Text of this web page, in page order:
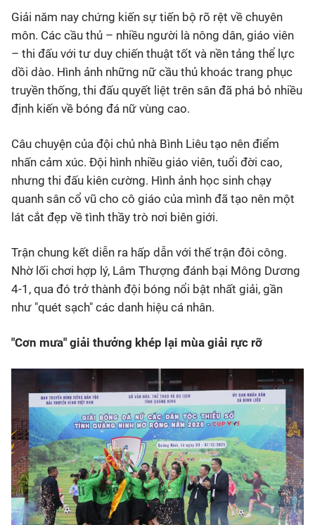
Giải năm nay chứng kiến sự tiến bộ rõ rệt về chuyên
môn. Các cầu thủ – nhiều người là nông dân, giáo viên
– thi đấu với tư duy chiến thuật tốt và nền tảng thể lực
dồi dào. Hình ảnh những nữ cầu thủ khoác trang phục
truyền thống, thi đấu quyết liệt trên sân đã phá bỏ nhiều
định kiến về bóng đá nữ vùng cao.
Câu chuyện của đội chủ nhà Bình Liêu tạo nên điểm
nhấn cảm xúc. Đội hình nhiều giáo viên, tuổi đời cao,
nhưng thi đấu kiên cường. Hình ảnh học sinh chạy
quanh sân cổ vũ cho cô giáo của mình đã tạo nên một
lát cắt đẹp về tình thầy trò nơi biên giới.
Trận chung kết diễn ra hấp dẫn với thế trận đôi công.
Nhờ lối chơi hợp lý, Lâm Thượng đánh bại Mông Dương
4-1, qua đó trở thành đội bóng nổi bật nhất giải, gần
như "quét sạch" các danh hiệu cá nhân.
"Cơn mưa" giải thưởng khép lại mùa giải rực rỡ